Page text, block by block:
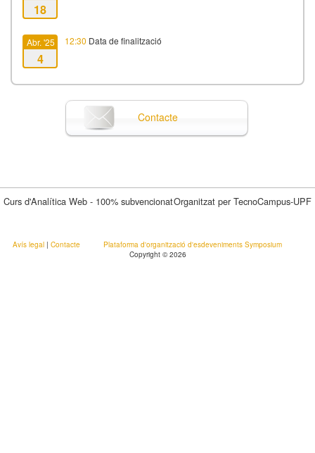
18
Abr. '25
4
12:30 Data de finalització
Contacte
Curs d'Analítica Web - 100% subvencionatOrganitzat per TecnoCampus-UPF
Avís legal | Contacte
Plataforma d'organització d'esdeveniments Symposium
Copyright © 2026